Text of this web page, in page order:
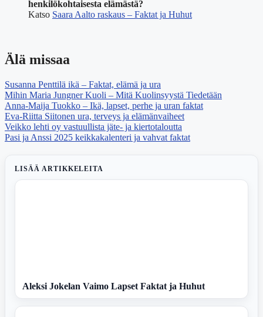
henkilökohtaisesta elämästä?
Katso Saara Aalto raskaus – Faktat ja Huhut
Älä missaa
Susanna Penttilä ikä – Faktat, elämä ja ura
Mihin Maria Jungner Kuoli – Mitä Kuolinsyystä Tiedetään
Anna-Maija Tuokko – Ikä, lapset, perhe ja uran faktat
Eva-Riitta Siitonen ura, terveys ja elämänvaiheet
Veikko lehti oy vastuullista jäte- ja kiertotaloutta
Pasi ja Anssi 2025 keikkakalenteri ja vahvat faktat
LISÄÄ ARTIKKELEITA
Aleksi Jokelan Vaimo Lapset Faktat ja Huhut